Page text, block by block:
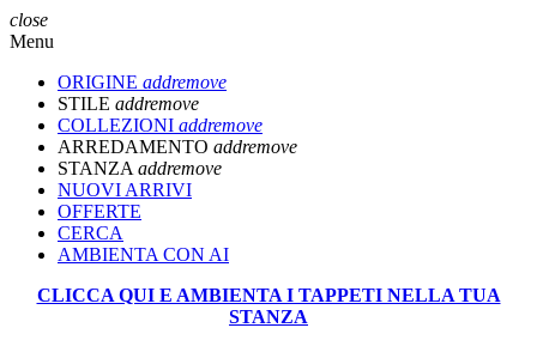
close
Menu
ORIGINE addremove
STILE addremove
COLLEZIONI addremove
ARREDAMENTO addremove
STANZA addremove
NUOVI ARRIVI
OFFERTE
CERCA
AMBIENTA CON AI
CLICCA QUI E AMBIENTA I TAPPETI NELLA TUA
STANZA